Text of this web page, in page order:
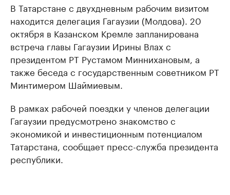
В Татарстане с двухдневным рабочим визитом
находится делегация Гагаузии (Молдова). 20
октября в Казанском Кремле запланирована
встреча главы Гагаузии Ирины Влах с
президентом РТ Рустамом Миннихановым, а
также беседа с государственным советником РТ
Минтимером Шаймиевым.
В рамках рабочей поездки у членов делегации
Гагаузии предусмотрено знакомство с
экономикой и инвестиционным потенциалом
Татарстана, сообщает пресс-служба президента
республики.